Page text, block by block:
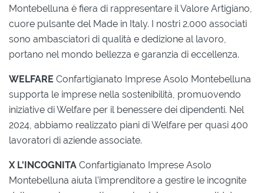
Montebelluna è fiera di rappresentare il Valore Artigiano,
cuore pulsante del Made in Italy. I nostri 2.000 associati
sono ambasciatori di qualità e dedizione al lavoro,
portano nel mondo bellezza e garanzia di eccellenza.
WELFARE Confartigianato Imprese Asolo Montebelluna
supporta le imprese nella sostenibilità, promuovendo
iniziative di Welfare per il benessere dei dipendenti. Nel
2024, abbiamo realizzato piani di Welfare per quasi 400
lavoratori di aziende associate.
X L'INCOGNITA Confartigianato Imprese Asolo
Montebelluna aiuta l’imprenditore a gestire le incognite